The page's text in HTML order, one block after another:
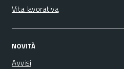
Vita lavorativa
NOVITÀ
Avvisi